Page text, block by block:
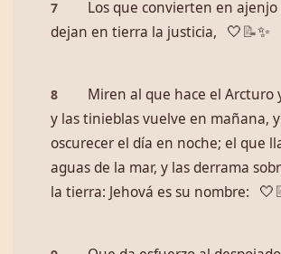
7
Los que convierten en
dejan en tierra la justicia,
🤍 📝✨
8
Miren al que hace el Arcturo
y las tinieblas vuelve en mañana,
oscurecer el día en noche; el que
aguas de la mar, y las derrama
la tierra: Jehová es su nombre:
🤍